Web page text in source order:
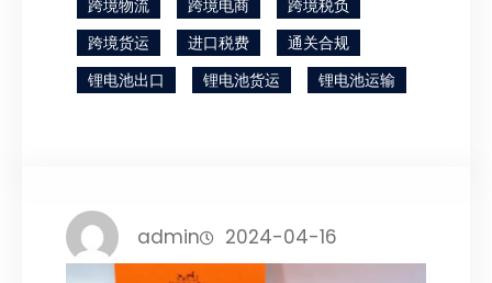
跨境物流
跨境电商
跨境税负
跨境货运
进口税费
通关合规
锂电池出口
锂电池货运 锂电池运输
admin 2024-04-16